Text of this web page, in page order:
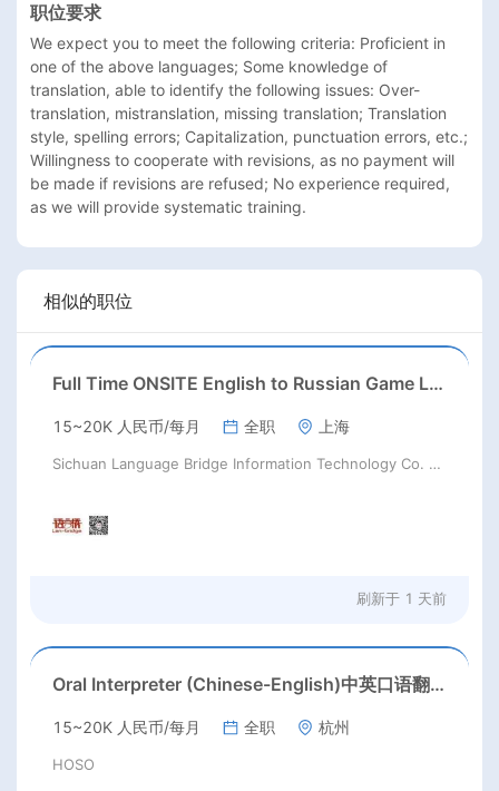
职位要求
We expect you to meet the following criteria: Proficient in
one of the above languages; Some knowledge of
translation, able to identify the following issues: Over-
translation, mistranslation, missing translation; Translation
style, spelling errors; Capitalization, punctuation errors, etc.;
Willingness to cooperate with revisions, as no payment will
be made if revisions are refused; No experience required,
as we will provide systematic training.
相似的职位
Full Time ONSITE English to Russian Game Localization Specialist(Shanghai)
15~20K 人民币/每月 全职 上海
Sichuan Language Bridge Information Technology Co. LTD
刷新于 1 天前
Oral Interpreter (Chinese-English)中英口语翻译
15~20K 人民币/每月 全职 杭州
HOSO